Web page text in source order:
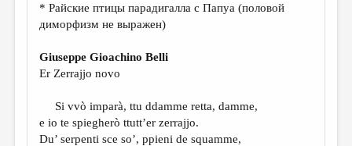
ВКОНТАКТЕ
* Райские птицы парадигалла с Папуа (половой
диморфизм не выражен)
Giuseppe Gioachino Belli
Er Zerrajjo novo
Si vvò imparà, ttu ddamme retta, damme,
e io te spiegherò ttutt’er zerrajjo.
Du’ serpenti sce so’, ppieni de squamme,